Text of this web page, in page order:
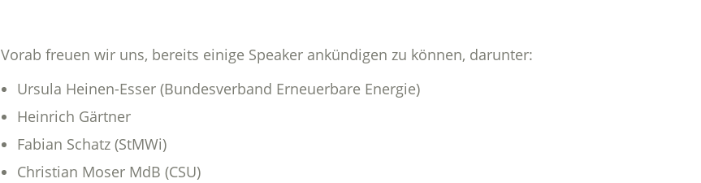
Vorab freuen wir uns, bereits einige Speaker ankündigen zu können, darunter:
Ursula Heinen-Esser (Bundesverband Erneuerbare Energie)
Heinrich Gärtner
Fabian Schatz (StMWi)
Christian Moser MdB (CSU)